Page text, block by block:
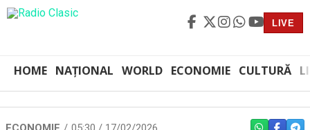
LIVE
HOME NAȚIONAL WORLD ECONOMIE CULTURĂ